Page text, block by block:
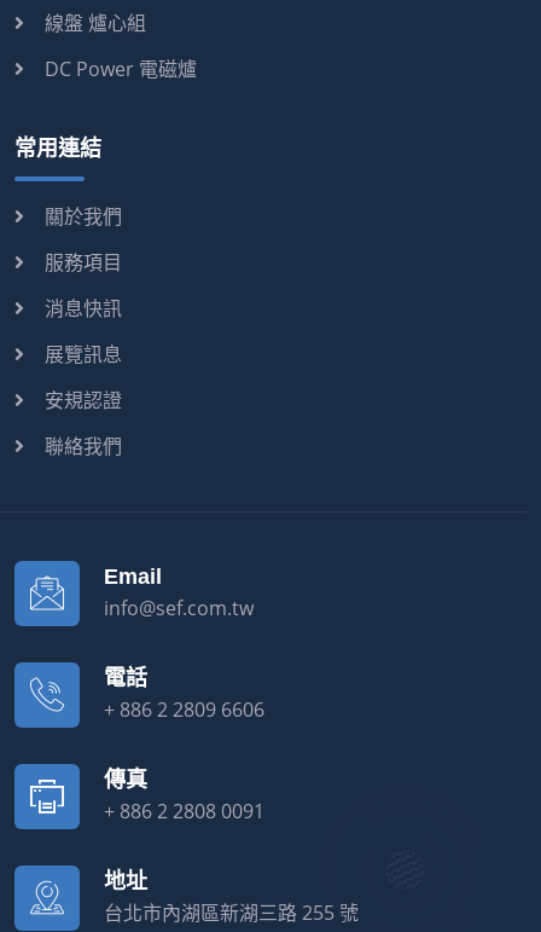
線盤 爐心組
DC Power 電磁爐
常用連結
關於我們
服務項目
消息快訊
展覽訊息
安規認證
聯絡我們
Email
info@sef.com.tw
電話
+ 886 2 2809 6606
傳真
+ 886 2 2808 0091
地址
台北市內湖區新湖三路 255 號